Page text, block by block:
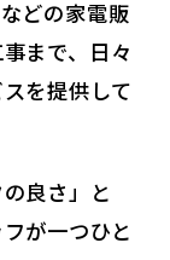
どの家電販
まで、日々
を提供して
良さ」と
が一つひと